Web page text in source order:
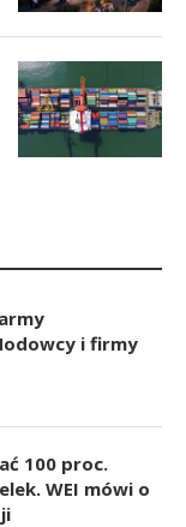
i firmy
100 proc.
WEI mówi o